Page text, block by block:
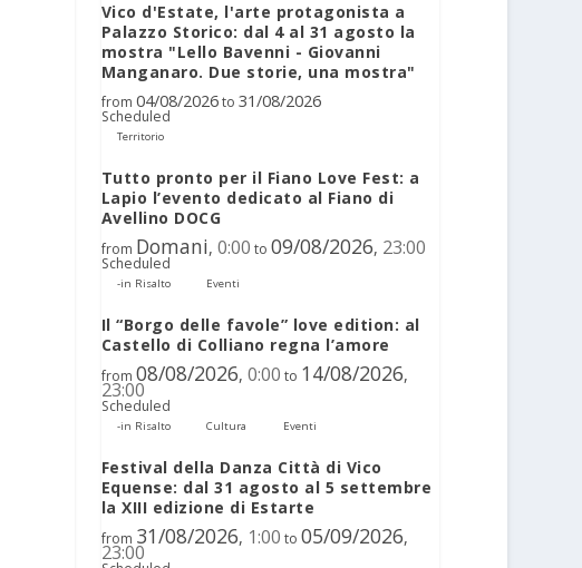
Vico d'Estate, l'arte protagonista a
Palazzo Storico: dal 4 al 31 agosto la
mostra "Lello Bavenni - Giovanni
Manganaro. Due storie, una mostra"
from 04/08/2026to 31/08/2026
Scheduled
Territorio
Tutto pronto per il Fiano Love Fest: a
Lapio l’evento dedicato al Fiano di
Avellino DOCG
from Domani, 0:00 to 09/08/2026, 23:00
Scheduled
-in Risalto Eventi
Il “Borgo delle favole” love edition: al
Castello di Colliano regna l’amore
from 08/08/2026, 0:00 to 14/08/2026,
23:00
Scheduled
-in Risalto Cultura Eventi
Festival della Danza Città di Vico
Equense: dal 31 agosto al 5 settembre
la XIII edizione di Estarte
from 31/08/2026, 1:00 to 05/09/2026,
23:00